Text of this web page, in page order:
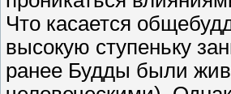
Что касается
высокую ступеньку
ранее Будды были